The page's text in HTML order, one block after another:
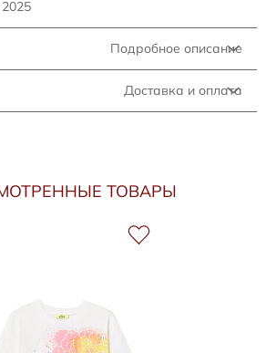
Подробное описание
Доставка и оплата
ТОВАРЫ